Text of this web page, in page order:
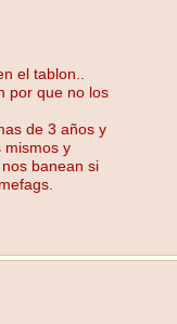
el tablon..
por que no los
de 3 años y
mismos y
banean si